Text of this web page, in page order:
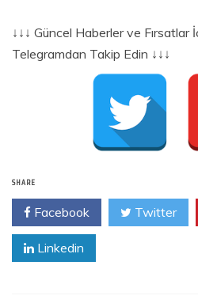
↓↓↓ Güncel Haberler ve
Telegramdan Takip Edin ↓↓↓
SHARE
Facebook Twitter
Linkedin